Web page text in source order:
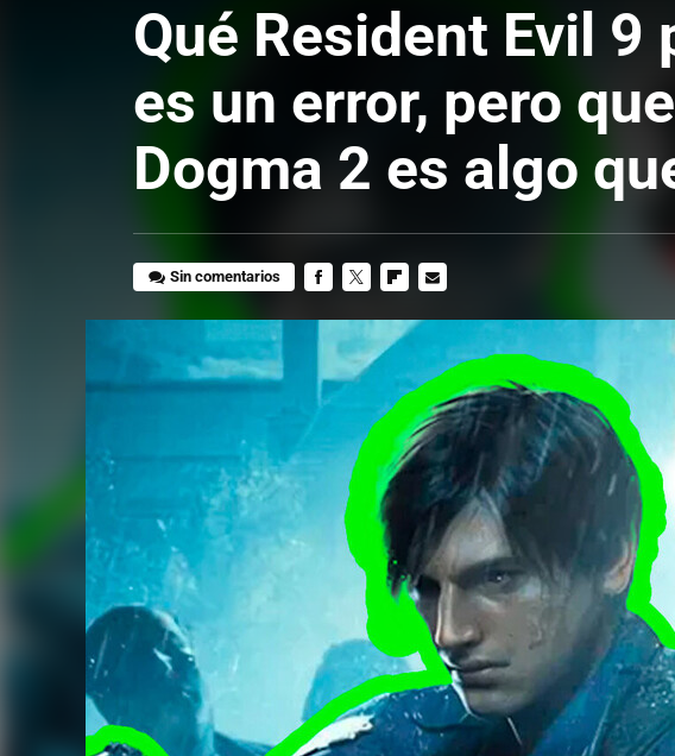
Qué Resident Evil
es un error, pero
Dogma 2 es algo
Sin comentarios